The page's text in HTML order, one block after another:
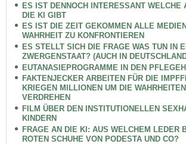
ES IST DENNOCH INTERESSANT WELCHE
DIE KI GIBT
ES IST DIE ZEIT GEKOMMEN ALLE
WAHRHEIT ZU KONFRONTIEREN
ES STELLT SICH DIE FRAGE WAS TUN IN
ZWERGENSTAAT? (AUCH IN
EUTANASIEPROGRAMME IN DEN
FAKTENJECKER ARBEITEN FÜR DIE
KRIEGEN MILLIONEN UM DIE
VERDREHEN
FILM ÜBER DEN INSTITUTIONELLEN
KINDERN
FRAGE AN DIE KI: AUS WELCHEM LEDER
ROTEN SCHUHE VON PODESTA UND CO?